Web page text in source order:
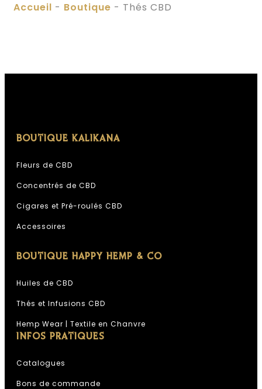
Accueil - Boutique - Thés CBD
BOUTIQUE KALIKANA
Fleurs de CBD
Concentrés de CBD
Cigares et Pré-roulés CBD
Accessoires
BOUTIQUE HAPPY HEMP & CO
Huiles de CBD
Thés et Infusions CBD
Hemp Wear | Textile en Chanvre
INFOS PRATIQUES
Catalogues
Bons de commande